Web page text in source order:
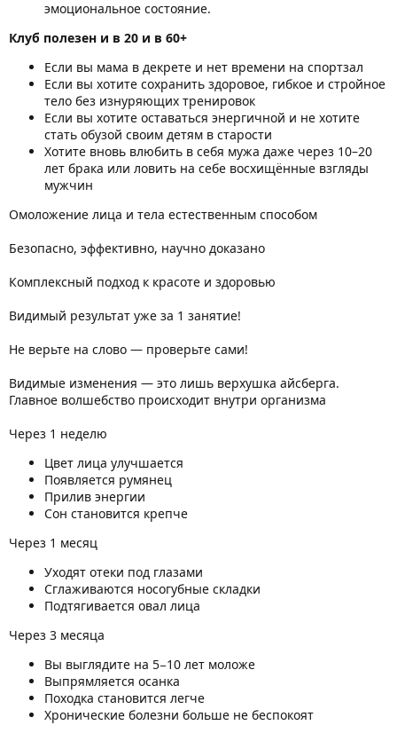
эмоциональное состояние.
Клуб полезен и в 20 и в 60+
Если вы мама в декрете и нет времени на спортзал
Если вы хотите сохранить здоровое, гибкое и стройное
тело без изнуряющих тренировок
Если вы хотите оставаться энергичной и не хотите
стать обузой своим детям в старости
Хотите вновь влюбить в себя мужа даже через 10–20
лет брака или ловить на себе восхищённые взгляды
мужчин
Омоложение лица и тела естественным способом
Безопасно, эффективно, научно доказано
Комплексный подход к красоте и здоровью
Видимый результат уже за 1 занятие!
Не верьте на слово — проверьте сами!
Видимые изменения — это лишь верхушка айсберга.
Главное волшебство происходит внутри организма
Через 1 неделю
Цвет лица улучшается
Появляется румянец
Прилив энергии
Сон становится крепче
Через 1 месяц
Уходят отеки под глазами
Сглаживаются носогубные складки
Подтягивается овал лица
Через 3 месяца
Вы выглядите на 5−10 лет моложе
Выпрямляется осанка
Походка становится легче
Хронические болезни больше не беспокоят